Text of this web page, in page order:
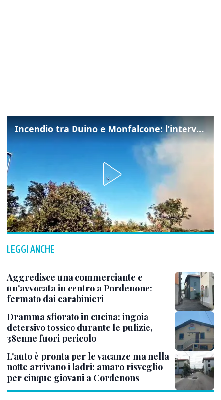
Incendio tra Duino e Monfalcone: l’intervento dei vigili del fuoco
LEGGI ANCHE
Aggredisce una commerciante e
un'avvocata in centro a Pordenone:
fermato dai carabinieri
Dramma sfiorato in cucina: ingoia
detersivo tossico durante le pulizie,
38enne fuori pericolo
L'auto è pronta per le vacanze ma nella
notte arrivano i ladri: amaro risveglio
per cinque giovani a Cordenons